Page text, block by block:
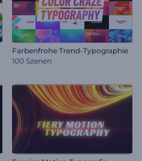
Farbenfrohe Trend-Typographie
100 Szenen